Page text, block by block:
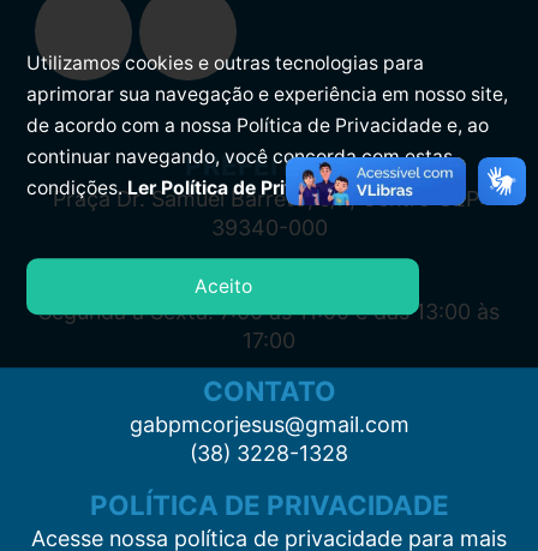
PREFEITURA
Praça Dr. Samuel Barreto, s/n, Centro CEP:
39340-000
ATENDIMENTO
Segunda à Sexta: 7:00 às 11:00 e das 13:00 às
17:00
CONTATO
gabpmcorjesus@gmail.com
(38) 3228-1328
POLÍTICA DE PRIVACIDADE
Acesse nossa política de privacidade para mais
Utilizamos cookies e outras tecnologias para
aprimorar sua navegação e experiência em nosso site,
de acordo com a nossa Política de Privacidade e, ao
continuar navegando, você concorda com estas
condições.Ler Política de Privacidade.
Aceito